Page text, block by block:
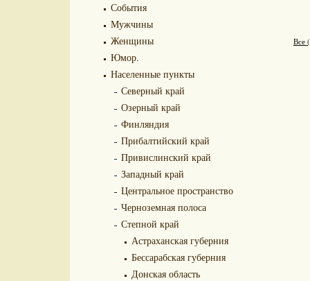
События
Мужчины
Женщины
Юмор.
Населенные пункты
Северный край
Озерный край
Финляндия
Прибалтийский край
Привислинский край
Западный край
Центральное пространство
Черноземная полоса
Степной край
Астраханская губерния
Бессарабская губерния
Донская область
Все